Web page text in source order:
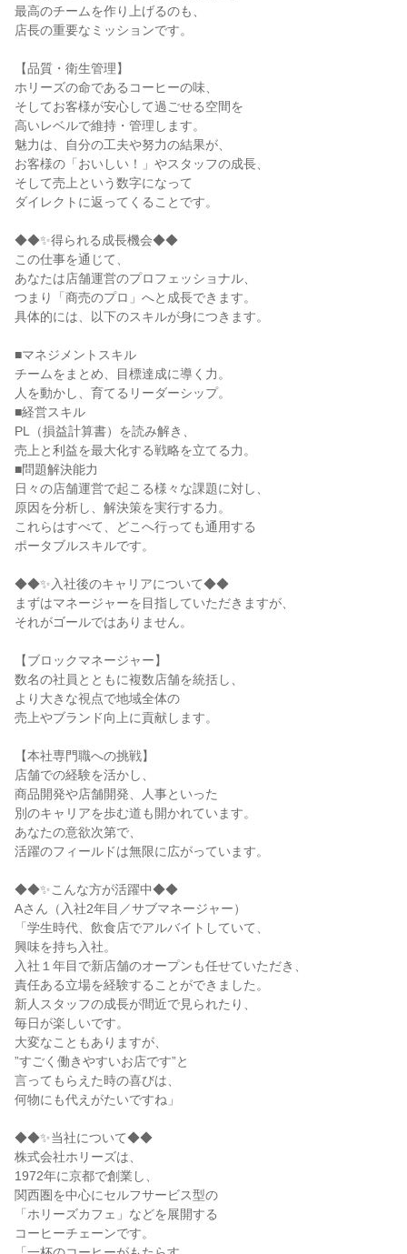
最高のチームを作り上げるのも、
店長の重要なミッションです。
【品質・衛生管理】
ホリーズの命であるコーヒーの味、
そしてお客様が安心して過ごせる空間を
高いレベルで維持・管理します。
魅力は、自分の工夫や努力の結果が、
お客様の「おいしい！」やスタッフの成長、
そして売上という数字になって
ダイレクトに返ってくることです。
◆◆✨得られる成長機会◆◆
この仕事を通じて、
あなたは店舗運営のプロフェッショナル、
つまり「商売のプロ」へと成長できます。
具体的には、以下のスキルが身につきます。
■マネジメントスキル
チームをまとめ、目標達成に導く力。
人を動かし、育てるリーダーシップ。
■経営スキル
PL（損益計算書）を読み解き、
売上と利益を最大化する戦略を立てる力。
■問題解決能力
日々の店舗運営で起こる様々な課題に対し、
原因を分析し、解決策を実行する力。
これらはすべて、どこへ行っても通用する
ポータブルスキルです。
◆◆✨入社後のキャリアについて◆◆
まずはマネージャーを目指していただきますが、
それがゴールではありません。
【ブロックマネージャー】
数名の社員とともに複数店舗を統括し、
より大きな視点で地域全体の
売上やブランド向上に貢献します。
【本社専門職への挑戦】
店舗での経験を活かし、
商品開発や店舗開発、人事といった
別のキャリアを歩む道も開かれています。
あなたの意欲次第で、
活躍のフィールドは無限に広がっています。
◆◆✨こんな方が活躍中◆◆
Aさん（入社2年目／サブマネージャー）
「学生時代、飲食店でアルバイトしていて、
興味を持ち入社。
入社１年目で新店舗のオープンも任せていただき、
責任ある立場を経験することができました。
新人スタッフの成長が間近で見られたり、
毎日が楽しいです。
大変なこともありますが、
”すごく働きやすいお店です”と
言ってもらえた時の喜びは、
何物にも代えがたいですね」
◆◆✨当社について◆◆
株式会社ホリーズは、
1972年に京都で創業し、
関西圏を中心にセルフサービス型の
「ホリーズカフェ」などを展開する
コーヒーチェーンです。